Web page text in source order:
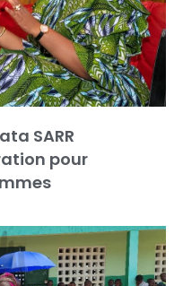
SARR
pour